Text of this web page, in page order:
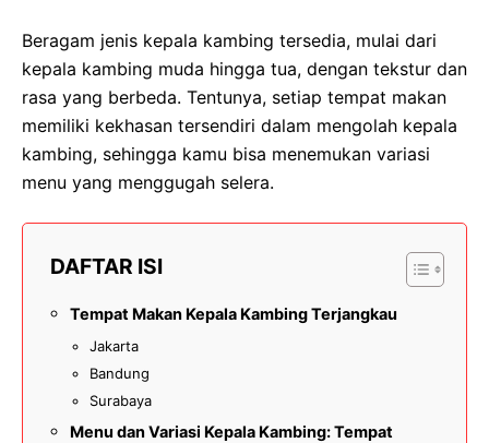
Beragam jenis kepala kambing tersedia, mulai dari
kepala kambing muda hingga tua, dengan tekstur dan
rasa yang berbeda. Tentunya, setiap tempat makan
memiliki kekhasan tersendiri dalam mengolah kepala
kambing, sehingga kamu bisa menemukan variasi
menu yang menggugah selera.
DAFTAR ISI
Tempat Makan Kepala Kambing Terjangkau
Jakarta
Bandung
Surabaya
Menu dan Variasi Kepala Kambing: Tempat